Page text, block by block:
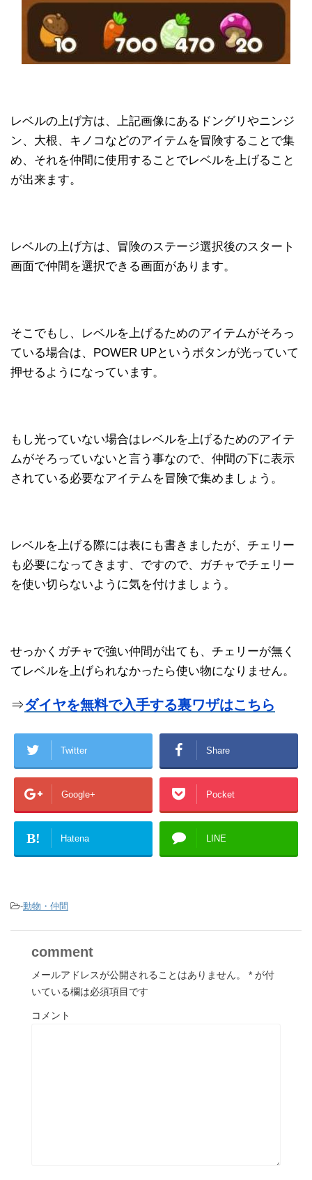
レベルの上げ方は、上記画像にあるドングリやニンジ
ン、大根、キノコなどのアイテムを冒険することで集
め、それを仲間に使用することでレベルを上げること
が出来ます。
レベルの上げ方は、冒険のステージ選択後のスタート
画面で仲間を選択できる画面があります。
そこでもし、レベルを上げるためのアイテムがそろっ
ている場合は、POWER UPというボタンが光っていて
押せるようになっています。
もし光っていない場合はレベルを上げるためのアイテ
ムがそろっていないと言う事なので、仲間の下に表示
されている必要なアイテムを冒険で集めましょう。
レベルを上げる際には表にも書きましたが、チェリー
も必要になってきます、ですので、ガチャでチェリー
を使い切らないように気を付けましょう。
せっかくガチャで強い仲間が出ても、チェリーが無く
てレベルを上げられなかったら使い物になりません。
⇒ダイヤを無料で入手する裏ワザはこちら
Twitter Share
Google+ Pocket
B! Hatena LINE
-動物・仲間
comment
メールアドレスが公開されることはありません。 * が付
いている欄は必須項目です
コメント